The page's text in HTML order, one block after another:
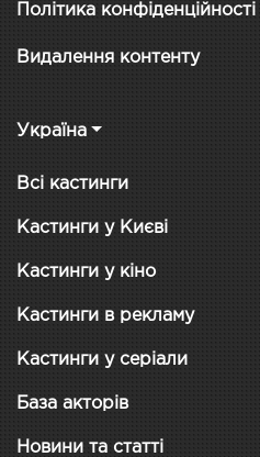
Політика конфіденційності
Видалення контенту
Україна
Всі кастинги
Кастинги у Києві
Кастинги у кіно
Кастинги в рекламу
Кастинги у серіали
База акторів
Новини та статті